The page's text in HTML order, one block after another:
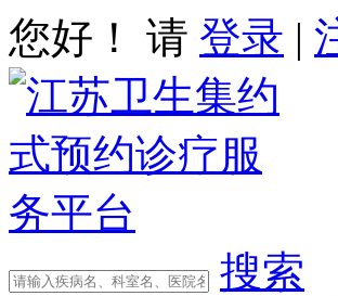
您好！ 请 登录 |
搜索